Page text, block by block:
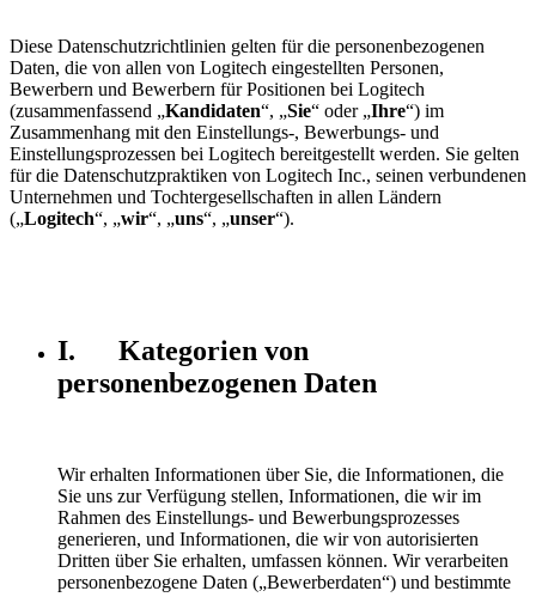
Diese Datenschutzrichtlinien gelten für die personenbezogenen
Daten, die von allen von Logitech eingestellten Personen,
Bewerbern und Bewerbern für Positionen bei Logitech
(zusammenfassend „Kandidaten“, „Sie“ oder „Ihre“) im
Zusammenhang mit den Einstellungs-, Bewerbungs- und
Einstellungsprozessen bei Logitech bereitgestellt werden. Sie gelten
für die Datenschutzpraktiken von Logitech Inc., seinen verbundenen
Unternehmen und Tochtergesellschaften in allen Ländern
(„Logitech“, „wir“, „uns“, „unser“).
I. Kategorien von
personenbezogenen Daten
Wir erhalten Informationen über Sie, die Informationen, die
Sie uns zur Verfügung stellen, Informationen, die wir im
Rahmen des Einstellungs- und Bewerbungsprozesses
generieren, und Informationen, die wir von autorisierten
Dritten über Sie erhalten, umfassen können. Wir verarbeiten
personenbezogene Daten („Bewerberdaten“) und bestimmte